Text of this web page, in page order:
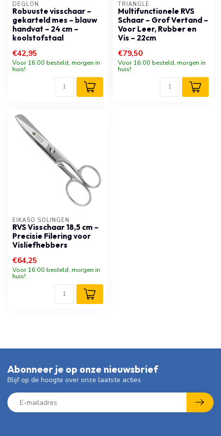
DÉGLON
Robuuste visschaar –
gekarteld mes – blauw
handvat – 24 cm –
koolstofstaal
€42,95
Voor 16:00 besteld, morgen in
huis!
TRIANGLE
Multifunctionele RVS
Schaar – Grof Vertand –
Voor Leer, Rubber en
Vis – 22cm
€79,50
Voor 16:00 besteld, morgen in
huis!
EIKASO SOLINGEN
RVS Visschaar 18,5 cm –
Precisie Filering voor
Visliefhebbers
€64,25
Voor 16:00 besteld, morgen in
huis!
Abonneer je op onze nieuwsbrief
Blijf op de hoogte over onze laatste acties